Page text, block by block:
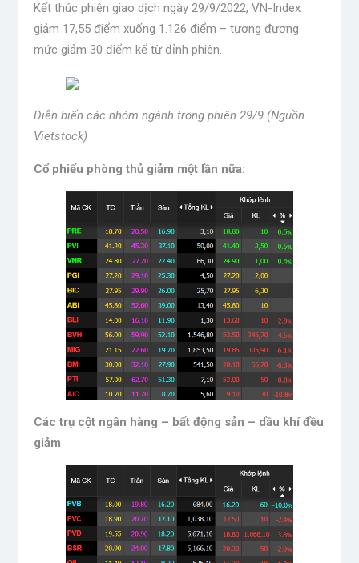
Kết thúc phiên giao dịch ngày 29/9/2022, VN-Index
giảm 17,55 điểm xuống 1.126 điểm – tương đương
mức giảm 30 điểm kể từ đỉnh phiên.
Diễn biến các nhóm ngành trong phiên 29/9 (Nguồn
Vietstock)
Cổ phiếu phòng thủ giảm một lần nữa:
Các trụ cột ngân hàng – bất động sản – dầu khí đều
giảm